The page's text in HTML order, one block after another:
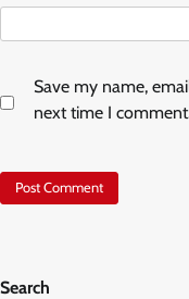
Save my name,
next time I
Search